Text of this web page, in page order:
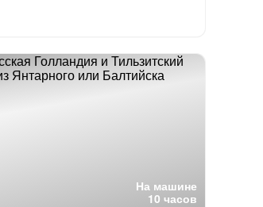
На машине
10 часов